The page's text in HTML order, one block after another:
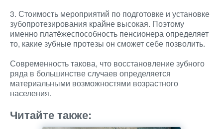
3. Стоимость мероприятий по подготовке и установке
зубопротезирования крайне высокая. Поэтому
именно платёжеспособность пенсионера определяет
то, какие зубные протезы он сможет себе позволить.
Современность такова, что восстановление зубного
ряда в большинстве случаев определяется
материальными возможностями возрастного
населения.
Читайте также: